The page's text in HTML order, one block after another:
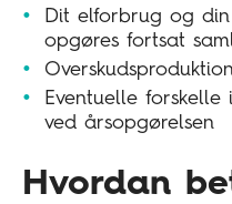
Dit elforbrug og
opgøres fortsat
Eventuelle
ved årsopgørelsen
Hvordan